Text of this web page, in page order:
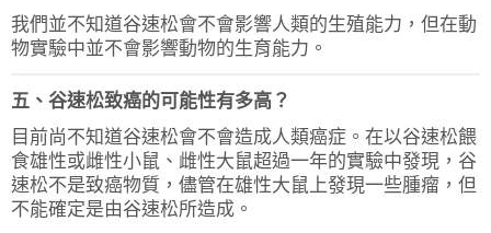
我們並不知道谷速松會不會影響人類的生殖能力，但在動
物實驗中並不會影響動物的生育能力。
五、谷速松致癌的可能性有多高？
目前尚不知道谷速松會不會造成人類癌症。在以谷速松餵
食雄性或雌性小鼠、雌性大鼠超過一年的實驗中發現，谷
速松不是致癌物質，儘管在雄性大鼠上發現一些腫瘤，但
不能確定是由谷速松所造成。